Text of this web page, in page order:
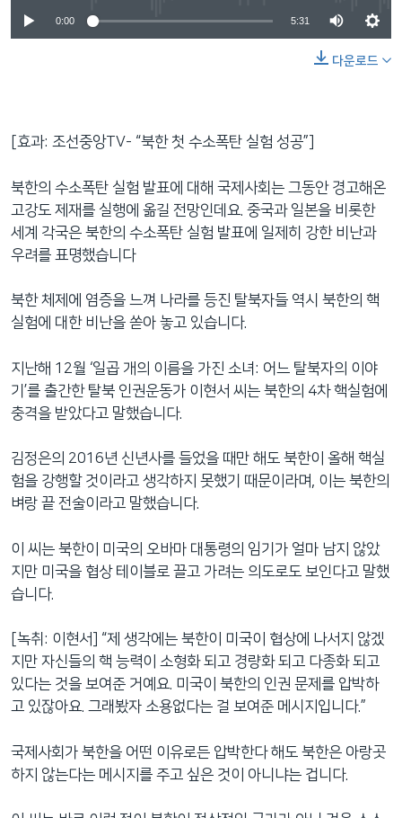
0:00 5:31
다운로드
[효과: 조선중앙TV- “북한 첫 수소폭탄 실험 성공”]
북한의 수소폭탄 실험 발표에 대해 국제사회는 그동안 경고해온
고강도 제재를 실행에 옮길 전망인데요. 중국과 일본을 비롯한
세계 각국은 북한의 수소폭탄 실험 발표에 일제히 강한 비난과
우려를 표명했습니다
북한 체제에 염증을 느껴 나라를 등진 탈북자들 역시 북한의 핵
실험에 대한 비난을 쏟아 놓고 있습니다.
지난해 12월 ‘일곱 개의 이름을 가진 소녀: 어느 탈북자의 이야
기’를 출간한 탈북 인권운동가 이현서 씨는 북한의 4차 핵실험에
충격을 받았다고 말했습니다.
김정은의 2016년 신년사를 들었을 때만 해도 북한이 올해 핵실
험을 강행할 것이라고 생각하지 못했기 때문이라며, 이는 북한의
벼랑 끝 전술이라고 말했습니다.
이 씨는 북한이 미국의 오바마 대통령의 임기가 얼마 남지 않았
지만 미국을 협상 테이블로 끌고 가려는 의도로도 보인다고 말했
습니다.
[녹취: 이현서] “제 생각에는 북한이 미국이 협상에 나서지 않겠
지만 자신들의 핵 능력이 소형화 되고 경량화 되고 다종화 되고
있다는 것을 보여준 거예요. 미국이 북한의 인권 문제를 압박하
고 있잖아요. 그래봤자 소용없다는 걸 보여준 메시지입니다.”
국제사회가 북한을 어떤 이유로든 압박한다 해도 북한은 아랑곳
하지 않는다는 메시지를 주고 싶은 것이 아니냐는 겁니다.